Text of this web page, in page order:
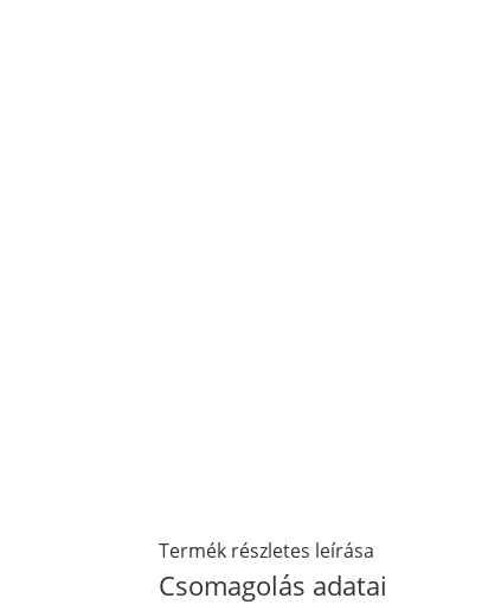
Termék részletes leírása
Csomagolás adatai